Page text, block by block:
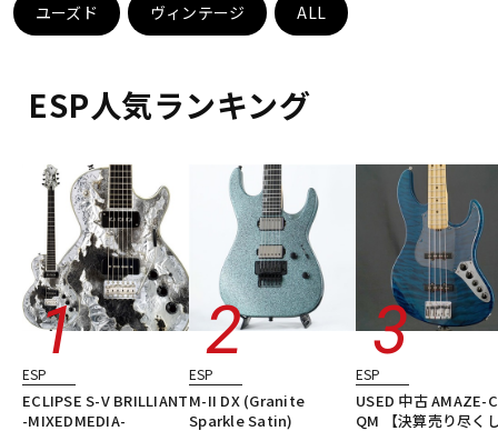
ドラム パーカッション
キーボード
管楽器
アンプ エフェクター
ユーズド ヴィンテージ ALL
ESP人気ランキング
ESP
ECLIPSE S-V BRILLIANT
-MIXEDMEDIA-
ESP
M-II DX (Granite
Sparkle Satin)
ESP
USED 中古 AMAZE-
QM 【決算売り尽く